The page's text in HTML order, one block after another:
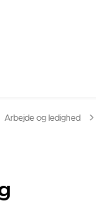
Tilbage til
Arbejde og ledighed